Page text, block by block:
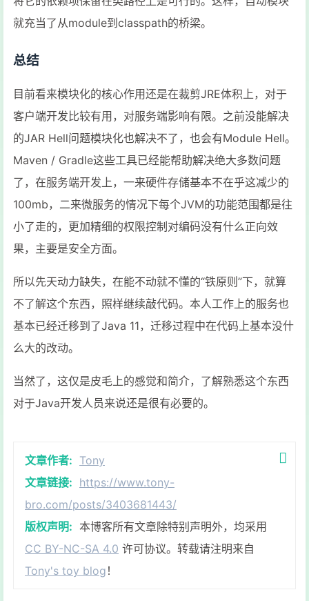
就充当了从module到classpath的桥梁。
总结
目前看来模块化的核心作用还是在裁剪JRE体积上，对于
客户端开发比较有用，对服务端影响有限。之前没能解决
的JAR Hell问题模块化也解决不了，也会有Module Hell。
Maven / Gradle这些工具已经能帮助解决绝大多数问题
了，在服务端开发上，一来硬件存储基本不在乎这减少的
100mb，二来微服务的情况下每个JVM的功能范围都是往
小了走的，更加精细的权限控制对编码没有什么正向效
果，主要是安全方面。
所以先天动力缺失，在能不动就不懂的“铁原则”下，就算
不了解这个东西，照样继续敲代码。本人工作上的服务也
基本已经迁移到了Java 11，迁移过程中在代码上基本没什
么大的改动。
当然了，这仅是皮毛上的感觉和简介，了解熟悉这个东西
对于Java开发人员来说还是很有必要的。
文章作者: Tony
文章链接: https://www.tony-
bro.com/posts/3403681443/
版权声明: 本博客所有文章除特别声明外，均采用
CC BY-NC-SA 4.0 许可协议。转载请注明来自
Tony's toy blog ！